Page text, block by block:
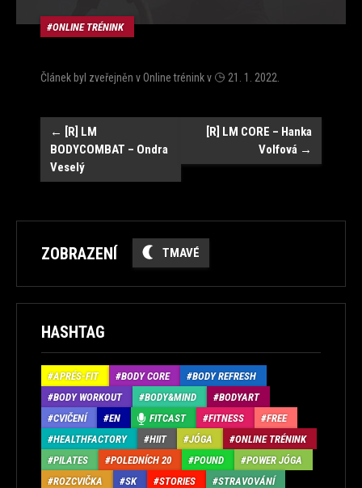
ONLINE TRÉNINK
Článek byl zveřejněn vOnline tréninkv 21. 1. 2022
Navigace
← [R] LM
BODYCOMBAT – Ondra
Veselý
[R] LM CORE – Hanka
Volfová →
ZOBRAZENÍ TMAVÉ
HASHTAG
APRÉS-FIT BODY CORE
BODY REFRESH
BODY WORKOUT
BODY&MIND
BODYART
CVIČENÍ
EN FITCAST FITNESS
FREE
HEALTHFACTORY
HIIT JÓGA
ONLINE TRÉNINK
PILATES
POLEDNÍCH 20 POUND
POWER JÓGA
ROZCVIČKA
SK STORIES
STRAVOVÁNÍ